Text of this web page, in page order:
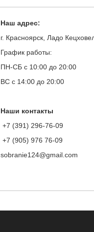
Наш адрес:
г. Красноярск, Ладо
График работы:
ПН-СБ с 10:00 до 20:00
ВС с 14:00 до 20:00
Наши контакты
+7 (391) 296-76-09
+7 (905) 976 76-09
sobranie124@gmail.com